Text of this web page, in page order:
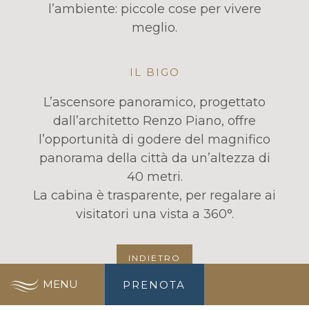
MENU PRENOTA
l’ambiente: piccole cose per vivere
meglio.
IL BIGO
L’ascensore panoramico, progettato
dall’architetto Renzo Piano, offre
l’opportunità di godere del magnifico
panorama della città da un’altezza di
40 metri.
La cabina è trasparente, per regalare ai
visitatori una vista a 360°.
INDIETRO